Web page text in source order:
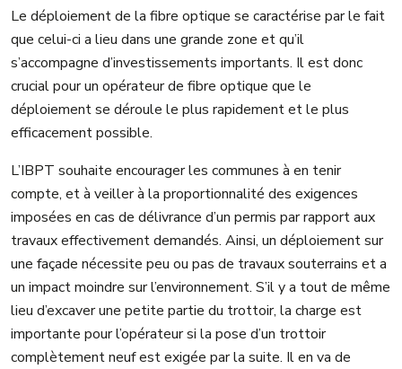
Le déploiement de la fibre optique se caractérise par le fait
que celui-ci a lieu dans une grande zone et qu’il
s’accompagne d’investissements importants. Il est donc
crucial pour un opérateur de fibre optique que le
déploiement se déroule le plus rapidement et le plus
efficacement possible.
L’IBPT souhaite encourager les communes à en tenir
compte, et à veiller à la proportionnalité des exigences
imposées en cas de délivrance d’un permis par rapport aux
travaux effectivement demandés. Ainsi, un déploiement sur
une façade nécessite peu ou pas de travaux souterrains et a
un impact moindre sur l’environnement. S’il y a tout de même
lieu d’excaver une petite partie du trottoir, la charge est
importante pour l’opérateur si la pose d’un trottoir
complètement neuf est exigée par la suite. Il en va de